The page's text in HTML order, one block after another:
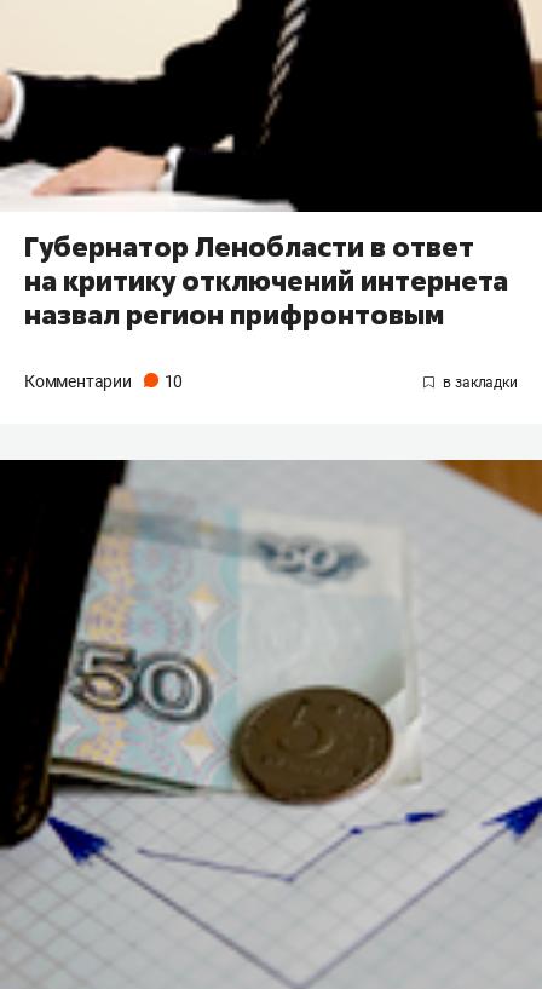
Губернатор Ленобласти в ответ
на критику отключений интернета
назвал регион прифронтовым
Комментарии 10